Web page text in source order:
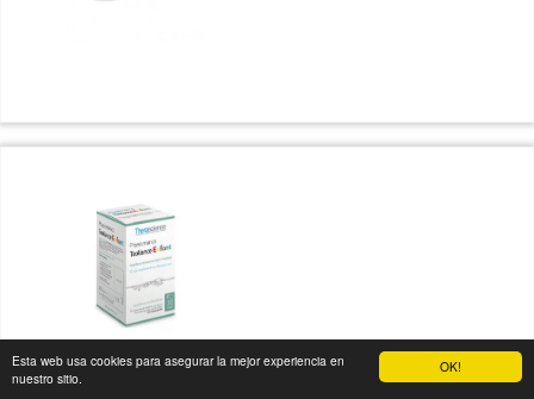
OK!
Esta web usa cookies para asegurar la mejor experiencia en
nuestro sitio.